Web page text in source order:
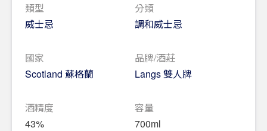
類型
威士忌
分類
調和威士忌
國家
Scotland 蘇格蘭
品牌/酒莊
Langs 雙人牌
酒精度
43%
容量
700ml